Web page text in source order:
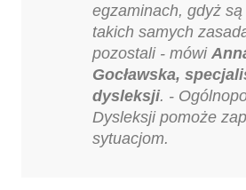
egzaminach, gdyż
takich samych
pozostali - mówi
Gocławska,
dysleksji. -
Dysleksji pomoże
sytuacjom.